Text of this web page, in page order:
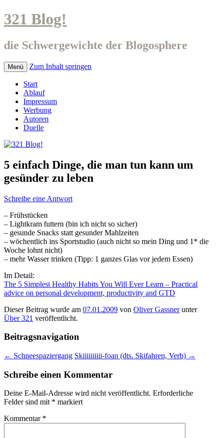
321 Blog!
die Schwergewichte der Blogosphere
Menü Zum Inhalt springen
Start
Ablauf
Impressum
Werbung
Autoren
Duelle
5 einfach Dinge, die man tun kann um
gesünder zu leben
Schreibe eine Antwort
– Frühstücken
– Lightkram futtern (bin ich nicht so sicher)
– gesunde Snacks statt gesunder Mahlzeiten
– wöchentlich ins Sportstudio (auch nicht so mein Ding und 1* die
Woche lohnt nicht)
– mehr Wasser trinken (Tipp: 1 ganzes Glas vor jedem Essen)
Im Detail:
The 5 Simplest Healthy Habits You Will Ever Learn – Practical
advice on personal development, productivity and GTD
Dieser Beitrag wurde am 07.01.2009 von Oliver Gassnerunter
Über 321 veröffentlicht.
Beitragsnavigation
← Schneespaziergang Skiiiiiiiiii-foan (dts. Skifahren, Verb) →
Schreibe einen Kommentar
Deine E-Mail-Adresse wird nicht veröffentlicht. Erforderliche
Felder sind mit * markiert
Kommentar *